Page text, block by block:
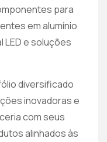
para
em alumínio
LED e soluções
diversificado
inovadoras e
com seus
alinhados às